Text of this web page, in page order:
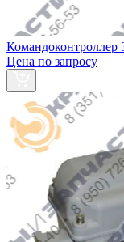
Командоконтроллер
Цена по запросу